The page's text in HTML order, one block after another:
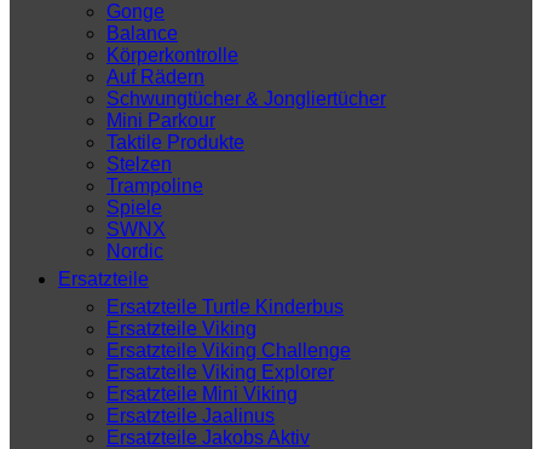
Gonge
Balance
Körperkontrolle
Auf Rädern
Schwungtücher & Jongliertücher
Mini Parkour
Taktile Produkte
Stelzen
Trampoline
Spiele
SWNX
Nordic
Ersatzteile
Ersatzteile Turtle Kinderbus
Ersatzteile Viking
Ersatzteile Viking Challenge
Ersatzteile Viking Explorer
Ersatzteile Mini Viking
Ersatzteile Jaalinus
Ersatzteile Jakobs Aktiv